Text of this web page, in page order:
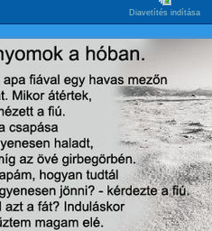
Diavetítés indítása